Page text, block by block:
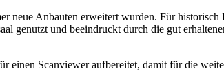
neue Anbauten erweitert wurden. Für historisch
genutzt und beeindruckt durch die gut
einen Scanviewer aufbereitet, damit für die